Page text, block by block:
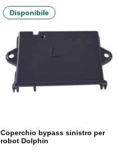
Disponibile
Coperchio bypass sinistro per
robot Dolphin